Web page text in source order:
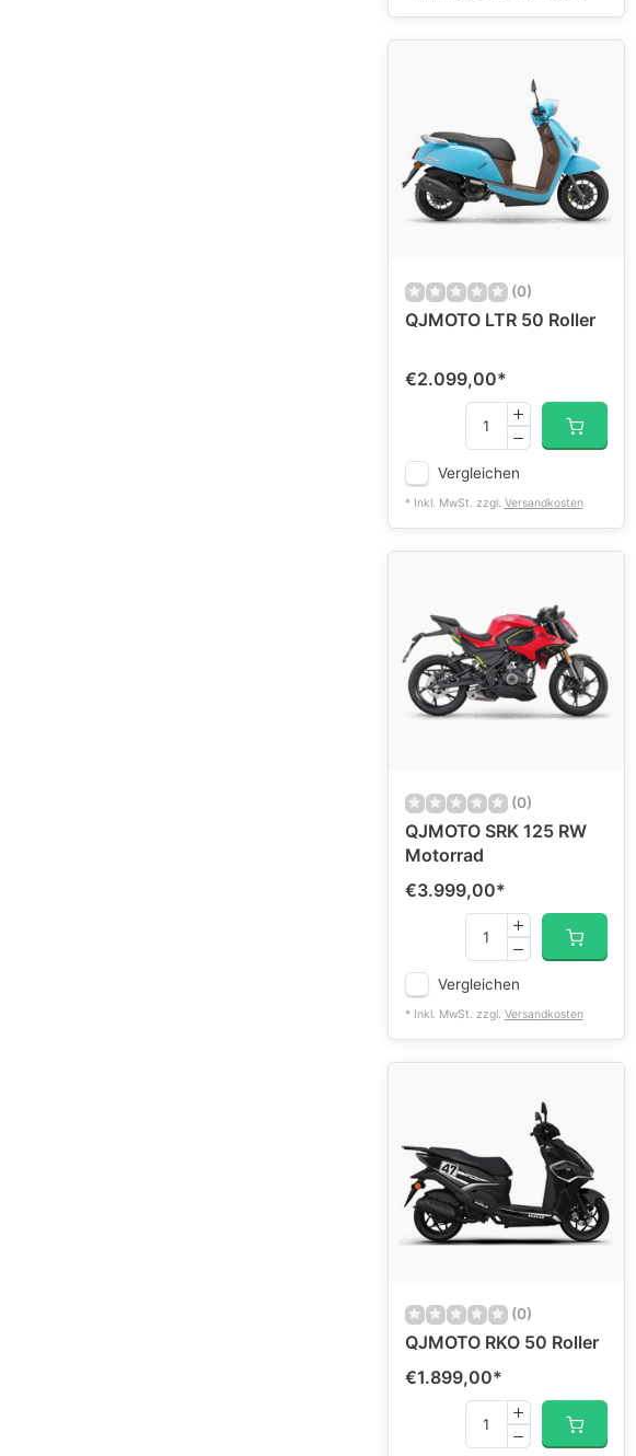
(0)
QJMOTO LTR 50 Roller
€2.099,00*
Vergleichen
* Inkl. MwSt. zzgl. Versandkosten
(0)
QJMOTO SRK 125 RW
Motorrad
€3.999,00*
Vergleichen
* Inkl. MwSt. zzgl. Versandkosten
(0)
QJMOTO RKO 50 Roller
€1.899,00*